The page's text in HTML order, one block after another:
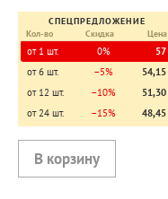
СПЕЦПРЕДЛОЖЕНИЕ
Кол-во
Скидка Цена
от 1 шт. 0%
57
от 6 шт.
−5%
54,15
от 12 шт.
−10%
51,30
от 24 шт.
−15% 48,45